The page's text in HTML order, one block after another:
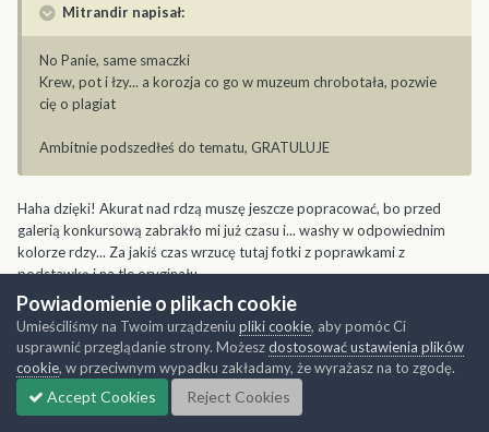
Mitrandir napisał:
No Panie, same smaczki
Krew, pot i łzy... a korozja co go w muzeum chrobotała, pozwie
cię o plagiat
Ambitnie podszedłeś do tematu, GRATULUJE
Haha dzięki! Akurat nad rdzą muszę jeszcze popracować, bo przed
galerią konkursową zabrakło mi już czasu i... washy w odpowiednim
kolorze rdzy... Za jakiś czas wrzucę tutaj fotki z poprawkami z
podstawką i na tle oryginału
Piotr_P napisał:
Mój błąd....stoi tam wersja ME i A....ME jest zielony
,odrestaurowany....wersja A jest dokładnie tak jak model ;)
Powiadomienie o plikach cookie
Umieściliśmy na Twoim urządzeniu pliki cookie, aby pomóc Ci
usprawnić przeglądanie strony. Możeszdostosować ustawienia plików
cookie, w przeciwnym wypadku zakładamy, że wyrażasz na to zgodę.
Accept Cookies Reject Cookies